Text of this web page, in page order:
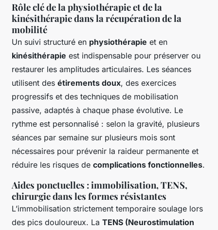
Rôle clé de la physiothérapie et de la
kinésithérapie dans la récupération de la
mobilité
Un suivi structuré en physiothérapie et en
kinésithérapie est indispensable pour préserver ou
restaurer les amplitudes articulaires. Les séances
utilisent des étirements doux, des exercices
progressifs et des techniques de mobilisation
passive, adaptés à chaque phase évolutive. Le
rythme est personnalisé : selon la gravité, plusieurs
séances par semaine sur plusieurs mois sont
nécessaires pour prévenir la raideur permanente et
réduire les risques de complications fonctionnelles.
Aides ponctuelles : immobilisation, TENS,
chirurgie dans les formes résistantes
L’immobilisation strictement temporaire soulage lors
des pics douloureux. La TENS (Neurostimulation